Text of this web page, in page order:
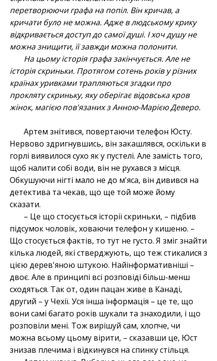
перетворюючи графа на попіл. Він кричав, а
кричати було не можна. Адже в людському крику
відкривається доступ до самої душі. І хоч душу не
можна знищити, її завжди можна полонити.
На цьому історія графа закінчується. Але не
історія скриньки. Протягом сотень років у різних
країнах уривками трапляються згадки про
прокляту скриньку, яку оберігає відовська кров
жінок, магією пов'язаних з Анною-Марією Деверо.
Артем знітився, повертаючи телефон Юсту.
Нервово здригнувшись, він закашлявся, оскільки в
горлі виявилося сухо як у пустелі. Але замість того,
щоб налити собі води, він не рухався з місця.
Обкушуючи нігті мало не до м'яса, він дивився на
детектива та чекав, що ще той може йому
сказати.
– Це що стосується історії скриньки, – підбив
підсумок чоловік, ховаючи телефон у кишеню. –
Що стосується фактів, то тут не густо. Я зміг знайти
кілька людей, які стверджують, що теж стикалися з
цією дерев'яною штукою. Найінформативніші –
двоє. Але в принципі всі розповіді більш-менш
сходяться. Так от, один пацан живе в Канаді,
другий – у Чехії. Уся інша інформація – це те, що
вони самі багато років шукали та знаходили, і що
розповіли мені. Тож вирішуй сам, хлопче, чи
можна всьому цьому вірити, – сказавши це, Юст
знизав плечима і відкинувся на спинку стільця.